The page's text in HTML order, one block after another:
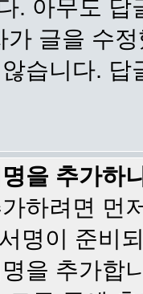
. 아무도
가 글을 수
습니다.
을 추가하
하려면 먼
명이 준비
을 추가합